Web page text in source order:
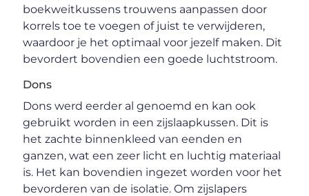
boekweitkussens trouwens aanpassen door
korrels toe te voegen of juist te verwijderen,
waardoor je het optimaal voor jezelf maken. Dit
bevordert bovendien een goede luchtstroom.
Dons
Dons werd eerder al genoemd en kan ook
gebruikt worden in een zijslaapkussen. Dit is
het zachte binnenkleed van eenden en
ganzen, wat een zeer licht en luchtig materiaal
is. Het kan bovendien ingezet worden voor het
bevorderen van de isolatie. Om zijslapers